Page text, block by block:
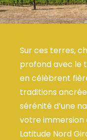
Sur ces terres,
profond avec le
en célèbrent
traditions
sérénité d’une
votre
Latitude Nord